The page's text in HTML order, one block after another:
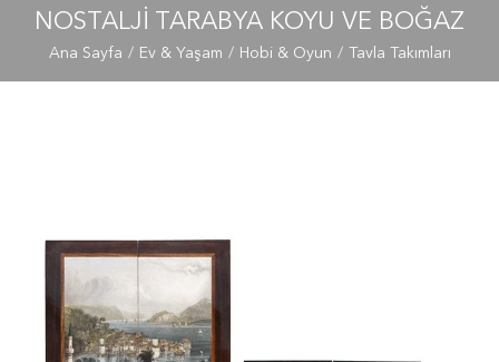
NOSTALJI TARABYA KOYU VE BOĞAZ
Ana Sayfa Ev & Yaşam Hobi & Oyun Tavla Takımları